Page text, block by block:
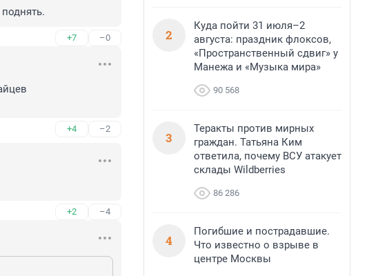
+7 –0
+4 –2
+2 –4
2
Куда пойти 31 июля–2
августа: праздник флоксов,
«Пространственный сдвиг» у
Манежа и «Музыка мира»
90 568
3
Теракты против мирных
граждан. Татьяна Ким
ответила, почему ВСУ атакует
склады Wildberries
86 286
4
Погибшие и пострадавшие.
Что известно о взрыве в
центре Москвы